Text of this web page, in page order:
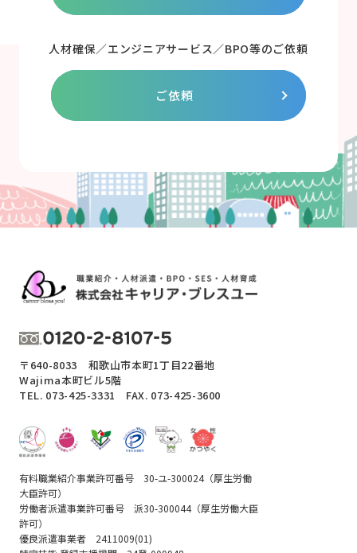
人材確保／エンジニアサービス／BPO等のご依頼
ご依頼
〒640-8033 和歌山市本町1丁目22番地
Wajima本町ビル5階
TEL. 073-425-3331 FAX. 073-425-3600
有料職業紹介事業許可番号 30-ユ-300024（厚生労働
大臣許可）
労働者派遣事業許可番号 派30-300044（厚生労働大臣
許可）
優良派遣事業者 2411009(01)